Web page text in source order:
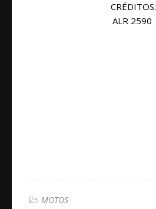
CRÉDITOS:
ALR 2590
MOTOS